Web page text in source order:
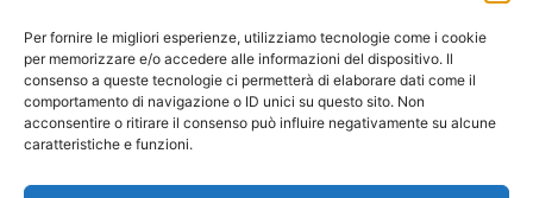
Per fornire le migliori esperienze, utilizziamo tecnologie come i cookie
per memorizzare e/o accedere alle informazioni del dispositivo. Il
consenso a queste tecnologie ci permetterà di elaborare dati come il
comportamento di navigazione o ID unici su questo sito. Non
acconsentire o ritirare il consenso può influire negativamente su alcune
caratteristiche e funzioni.
l’intento di creare a Padova un punto di aggregazione e di
riferimento per l’hobby del modellismo statico. Tra i Soci
“fondatori” ci sono Franco Callegari e Gianni Besenzon.
Seguici Su